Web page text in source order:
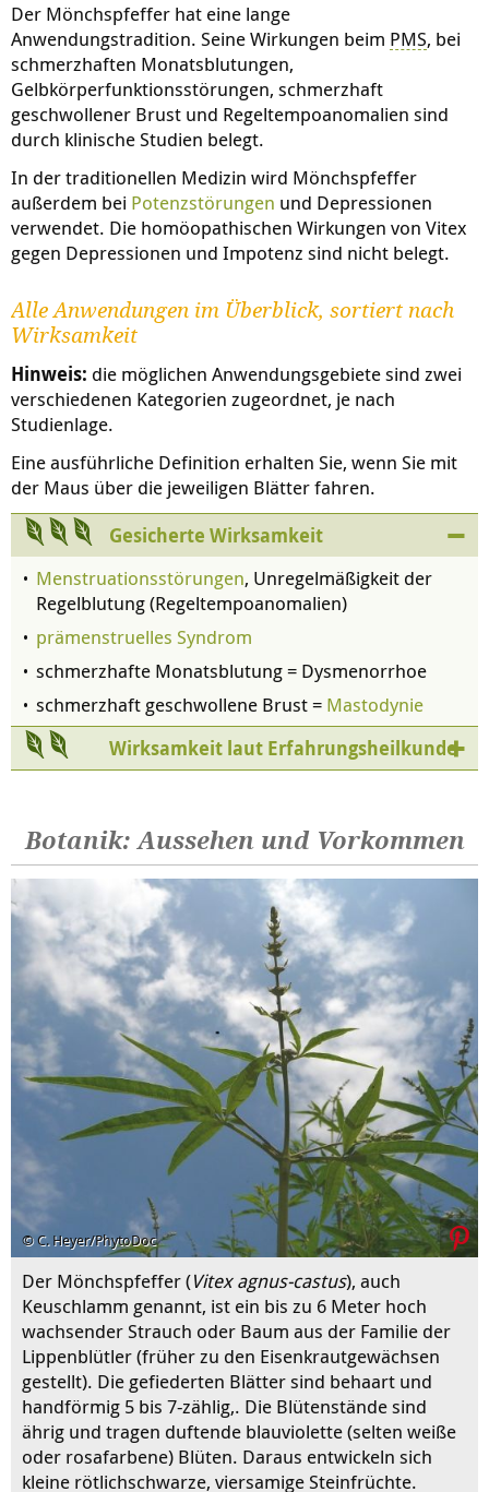
Der Mönchspfeffer hat eine lange
Anwendungstradition. Seine Wirkungen beim PMS, bei
schmerzhaften Monatsblutungen,
Gelbkörperfunktionsstörungen, schmerzhaft
geschwollener Brust und Regeltempoanomalien sind
durch klinische Studien belegt.
In der traditionellen Medizin wird Mönchspfeffer
außerdem bei Potenzstörungen und Depressionen
verwendet. Die homöopathischen Wirkungen von Vitex
gegen Depressionen und Impotenz sind nicht belegt.
Alle Anwendungen im Überblick, sortiert nach
Wirksamkeit
Hinweis: die möglichen Anwendungsgebiete sind zwei
verschiedenen Kategorien zugeordnet, je nach
Studienlage.
Eine ausführliche Definition erhalten Sie, wenn Sie mit
der Maus über die jeweiligen Blätter fahren.
Gesicherte Wirksamkeit
Menstruationsstörungen, Unregelmäßigkeit der
Regelblutung (Regeltempoanomalien)
prämenstruelles Syndrom
schmerzhafte Monatsblutung = Dysmenorrhoe
schmerzhaft geschwollene Brust = Mastodynie
Wirksamkeit laut Erfahrungsheilkunde
Botanik: Aussehen und Vorkommen
© C. Heyer/PhytoDoc
Der Mönchspfeffer (Vitex agnus-castus), auch
Keuschlamm genannt, ist ein bis zu 6 Meter hoch
wachsender Strauch oder Baum aus der Familie der
Lippenblütler (früher zu den Eisenkrautgewächsen
gestellt). Die gefiederten Blätter sind behaart und
handförmig 5 bis 7-zählig,. Die Blütenstände sind
ährig und tragen duftende blauviolette (selten weiße
oder rosafarbene) Blüten. Daraus entwickeln sich
kleine rötlichschwarze, viersamige Steinfrüchte.